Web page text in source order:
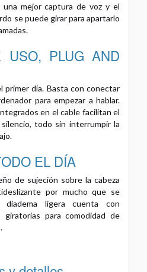
mejor captura de voz y el
se puede girar para apartarlo
USO, PLUG AND
primer día. Basta con conectar
para empezar a hablar.
en el cable facilitan el
todo sin interrumpir la
EL DÍA
de sujeción sobre la cabeza
por mucho que se
ligera cuenta con
giratorias para comodidad de